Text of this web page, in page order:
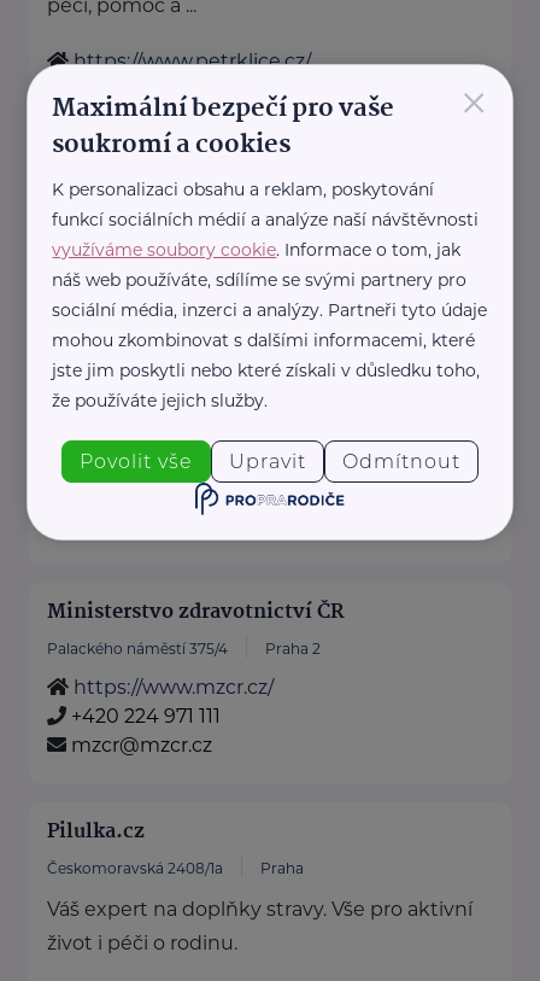
péči, pomoc a ...
https://www.petrklice.cz/
kancelar@petrklice.cz
Marcela Sekerková - Polštáře
Matýsek
Matýsek - pohodlí, které spojuje
generace
U Matýska věříme, že skutečné
pohodlí nezná věkové hranice.
Naše ...
https://matysek.cz/
+420 723 335 204
Ministerstvo zdravotnictví ČR
Palackého náměstí 375/4 Praha 2
https://www.mzcr.cz/
+420 224 971 111
mzcr@mzcr.cz
Pilulka.cz
Českomoravská 2408/1a Praha
Váš expert na doplňky stravy. Vše pro aktivní
život i péči o rodinu.
×
Maximální bezpečí pro vaše
soukromí a cookies
K personalizaci obsahu a reklam, poskytování
funkcí sociálních médií a analýze naší návštěvnosti
využíváme soubory cookie. Informace o tom, jak
náš web používáte, sdílíme se svými partnery pro
sociální média, inzerci a analýzy. Partneři tyto údaje
mohou zkombinovat s dalšími informacemi, které
jste jim poskytli nebo které získali v důsledku toho,
že používáte jejich služby.
Povolit vše Upravit Odmítnout